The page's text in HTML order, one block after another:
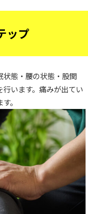
ップ
態・腰の状態・股関
います。痛みが出てい
。